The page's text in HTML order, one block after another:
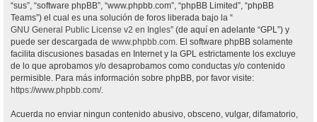
“sus”, “software phpBB”, “www.phpbb.com”, “phpBB Limited”, “phpBB
Teams”) el cual es una solución de foros liberada bajo la “
GNU General Public License v2 en Ingles” (de aquí en adelante “GPL”) y
puede ser descargada de www.phpbb.com. El software phpBB solamente
facilita discusiones basadas en Internet y la GPL estrictamente los excluye
de lo que aprobamos y/o desaprobamos como conductas y/o contenido
permisible. Para más información sobre phpBB, por favor visite:
https://www.phpbb.com/.
Acuerda no enviar ningun contenido abusivo, obsceno, vulgar, difamatorio,